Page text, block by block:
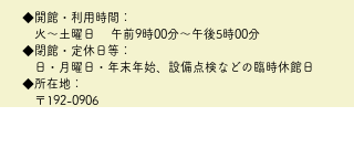
◆開館・利用時間：
火～土曜日 午前9時00分～午後5時00分
◆閉館・定休日等：
日・月曜日・年末年始、設備点検などの臨時休館日
◆所在地：
〒192-0906